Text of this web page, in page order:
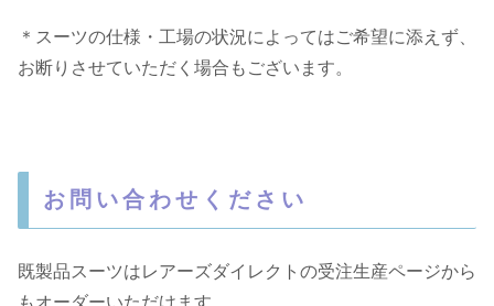
＊スーツの仕様・工場の状況によってはご希望に添えず、
お断りさせていただく場合もございます。
お問い合わせください
既製品スーツはレアーズダイレクトの受注生産ページから
もオーダーいただけます。